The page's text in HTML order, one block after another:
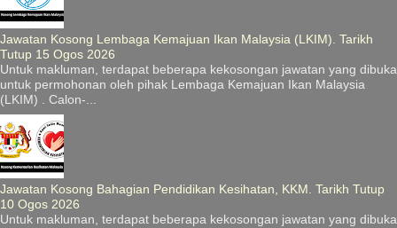
Jawatan Kosong Lembaga Kemajuan Ikan Malaysia (LKIM). Tarikh
Tutup 15 Ogos 2026
Untuk makluman, terdapat beberapa kekosongan jawatan yang dibuka
untuk permohonan oleh pihak Lembaga Kemajuan Ikan Malaysia
(LKIM) . Calon-...
Jawatan Kosong Bahagian Pendidikan Kesihatan, KKM. Tarikh Tutup
10 Ogos 2026
Untuk makluman, terdapat beberapa kekosongan jawatan yang dibuka